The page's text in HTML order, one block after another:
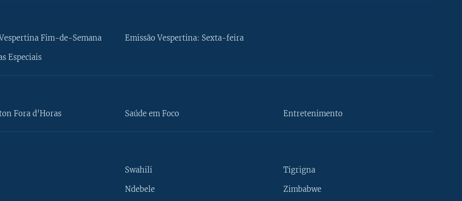
Fim-de-Semana
Especiais
Emissão Vespertina: Sexta-feira
Fora d'Horas Saúde em Foco Entretenimento
Swahili
Ndebele
Tigrigna
Zimbabwe